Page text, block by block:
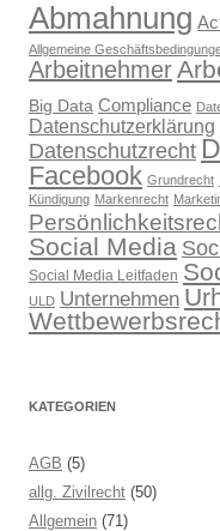
Abmahnung
Allgemeine
Arbeitnehmer
Big Data Compliance
Datenschutzerklärung
Datenschutzrecht
Facebook Grundrecht
Kündigung Markenrecht
Social Media
Social Media Leitfaden
ULD Unternehmen
KATEGORIEN
AGB (5)
allg. Zivilrecht (50)
Allgemein (71)